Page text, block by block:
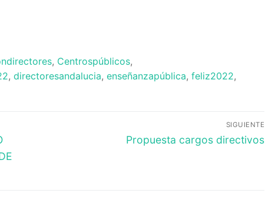
, Centrospúblicos,
, directoresandalucia, enseñanzapública, feliz2022,
SIGUIENTE
Entrada
Propuesta cargos directivos